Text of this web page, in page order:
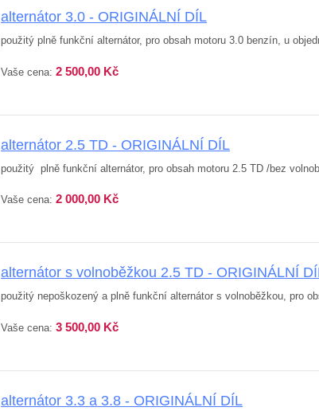
alternátor 3.0 - ORIGINÁLNÍ DÍL
použitý plně funkční alternátor, pro obsah motoru 3.0 benzín, u
Vaše cena: 2 500,00 Kč
alternátor 2.5 TD - ORIGINÁLNÍ DÍL
použitý plně funkční alternátor, pro obsah motoru 2.5 TD /bez
Vaše cena: 2 000,00 Kč
alternátor s volnoběžkou 2.5 TD - ORIGINÁLNÍ
použitý nepoškozený a plně funkční alternátor s volnoběžkou, pro
Vaše cena: 3 500,00 Kč
alternátor 3.3 a 3.8 - ORIGINÁLNÍ DÍL